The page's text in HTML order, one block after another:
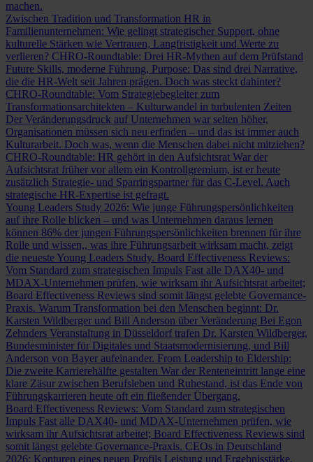
machen.
Zwischen Tradition und Transformation HR in
Familienunternehmen: Wie gelingt strategischer Support, ohne
kulturelle Stärken wie Vertrauen, Langfristigkeit und Werte zu
verlieren? CHRO-Roundtable: Drei HR-Mythen auf dem Prüfstand
Future Skills, moderne Führung, Purpose: Das sind drei Narrative,
die die HR-Welt seit Jahren prägen. Doch was steckt dahinter?
CHRO-Roundtable: Vom Strategiebegleiter zum
Transformationsarchitekten – Kulturwandel in turbulenten Zeiten
Der Veränderungsdruck auf Unternehmen war selten höher,
Organisationen müssen sich neu erfinden – und das ist immer auch
Kulturarbeit. Doch was, wenn die Menschen dabei nicht mitziehen?
CHRO-Roundtable: HR gehört in den Aufsichtsrat War der
Aufsichtsrat früher vor allem ein Kontrollgremium, ist er heute
zusätzlich Strategie- und Sparringspartner für das C-Level. Auch
strategische HR-Expertise ist gefragt.
Young Leaders Study 2026: Wie junge Führungspersönlichkeiten
auf ihre Rolle blicken – und was Unternehmen daraus lernen
können 86% der jungen Führungspersönlichkeiten brennen für ihre
Rolle und wissen,, was ihre Führungsarbeit wirksam macht, zeigt
die neueste Young Leaders Study. Board Effectiveness Reviews:
Vom Standard zum strategischen Impuls Fast alle DAX40- und
MDAX-Unternehmen prüfen, wie wirksam ihr Aufsichtsrat arbeitet;
Board Effectiveness Reviews sind somit längst gelebte Governance-
Praxis. Warum Transformation bei den Menschen beginnt: Dr.
Karsten Wildberger und Bill Anderson über Veränderung Bei Egon
Zehnders Veranstaltung in Düsseldorf trafen Dr. Karsten Wildberger,
Bundesminister für Digitales und Staatsmodernisierung, und Bill
Anderson von Bayer aufeinander. From Leadership to Eldership:
Die zweite Karrierehälfte gestalten War der Renteneintritt lange eine
klare Zäsur zwischen Berufsleben und Ruhestand, ist das Ende von
Führungskarrieren heute oft ein fließender Übergang.
Board Effectiveness Reviews: Vom Standard zum strategischen
Impuls Fast alle DAX40- und MDAX-Unternehmen prüfen, wie
wirksam ihr Aufsichtsrat arbeitet; Board Effectiveness Reviews sind
somit längst gelebte Governance-Praxis. CEOs in Deutschland
2026: Konturen eines neuen Profils Leistung und Ergebnisstärke,